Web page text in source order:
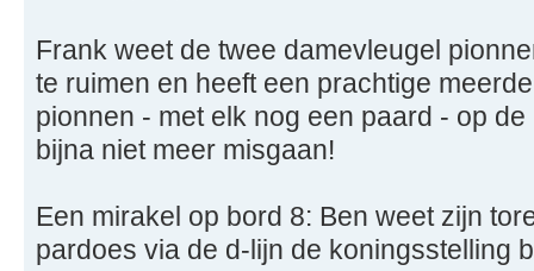
Frank weet de twee damevleugel
te ruimen en heeft een prachtige
pionnen - met elk nog een paard - op
bijna niet meer misgaan!
Een mirakel op bord 8: Ben weet zijn
pardoes via de d-lijn de koningsstelling